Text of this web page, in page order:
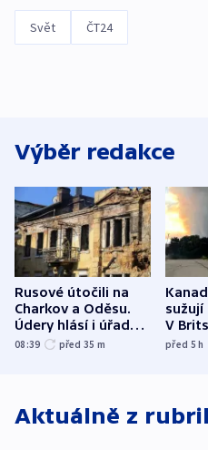
Svět ČT24
Výběr redakce
Rusové útočili na
Charkov a Oděsu.
Údery hlásí i úřady v
Bělgorodu
08:39 před 35 m
sužují
V
před 5h
Aktuálně z